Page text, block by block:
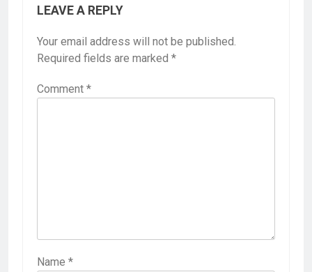
LEAVE A REPLY
Your email address will not be published.
Required fields are marked *
Comment *
Name *